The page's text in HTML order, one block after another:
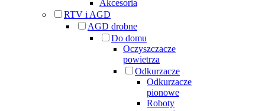
Akcesoria
RTV i AGD
AGD drobne
Do domu
Oczyszczacze
powietrza
Odkurzacze
Odkurzacze
pionowe
Roboty